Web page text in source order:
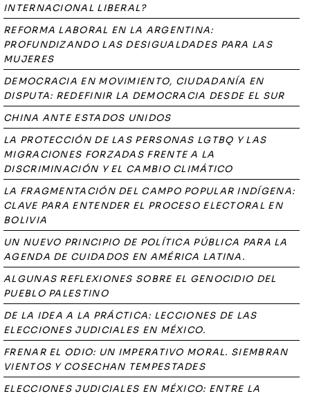
INTERNACIONAL LIBERAL?
REFORMA LABORAL EN LA ARGENTINA:
PROFUNDIZANDO LAS DESIGUALDADES PARA LAS
MUJERES
DEMOCRACIA EN MOVIMIENTO, CIUDADANÍA EN
DISPUTA: REDEFINIR LA DEMOCRACIA DESDE EL SUR
CHINA ANTE ESTADOS UNIDOS
LA PROTECCIÓN DE LAS PERSONAS LGTBQ Y LAS
MIGRACIONES FORZADAS FRENTE A LA
DISCRIMINACIÓN Y EL CAMBIO CLIMÁTICO
LA FRAGMENTACIÓN DEL CAMPO POPULAR INDÍGENA:
CLAVE PARA ENTENDER EL PROCESO ELECTORAL EN
BOLIVIA
UN NUEVO PRINCIPIO DE POLÍTICA PÚBLICA PARA LA
AGENDA DE CUIDADOS EN AMÉRICA LATINA.
ALGUNAS REFLEXIONES SOBRE EL GENOCIDIO DEL
PUEBLO PALESTINO
DE LA IDEA A LA PRÁCTICA: LECCIONES DE LAS
ELECCIONES JUDICIALES EN MÉXICO.
FRENAR EL ODIO: UN IMPERATIVO MORAL. SIEMBRAN
VIENTOS Y COSECHAN TEMPESTADES
ELECCIONES JUDICIALES EN MÉXICO: ENTRE LA